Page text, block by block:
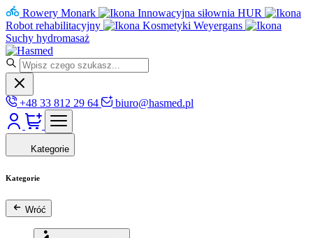
Rowery Monark
Innowacyjna siłownia HUR
Robot rehabilitacyjny
Kosmetyki Weyergans
Suchy hydromasaż
+48 33 812 29 64 biuro@hasmed.pl
Kategorie
Kategorie
Wróć